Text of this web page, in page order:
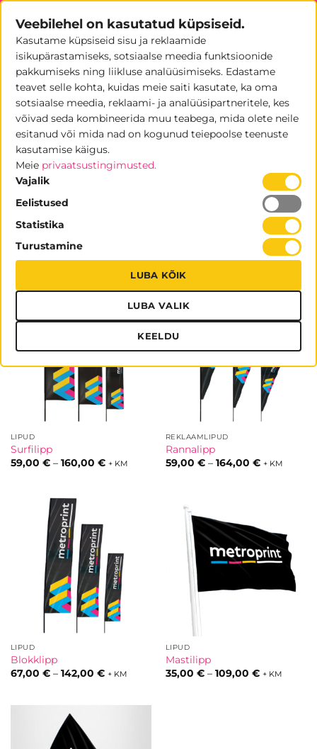
Skip
content
LIPUD / REKLAAMLIPUD
FILTREERI
Reklaamlipud erinevates mõõtudes kõrgusega
2,6m kuni 4,8m.
LIPUD
Surfilipp
59,00 € – 160,00 €Hinnavahemik:
+ KM
REKLAAMLIPUD
Rannalipp
59,00 € – 164,00 € + KM
LIPUD
Blokklipp
67,00 € – 142,00 €Hinnavahemik:
+ KM
LIPUD
Mastilipp
35,00 € – 109,00 € + KM
Veebilehel on kasutatud küpsiseid.
Kasutame küpsiseid sisu ja reklaamide
isikupärastamiseks, sotsiaalse meedia funktsioonide
pakkumiseks ning liikluse analüüsimiseks. Edastame
teavet selle kohta, kuidas meie saiti kasutate, ka oma
sotsiaalse meedia, reklaami- ja analüüsipartneritele, kes
võivad seda kombineerida muu teabega, mida olete neile
esitanud või mida nad on kogunud teiepoolse teenuste
kasutamise käigus.
Meie privaatsustingimusted.
Vajalik
Eelistused
Statistika
Turustamine
LUBA KÕIK
LUBA VALIK
KEELDU